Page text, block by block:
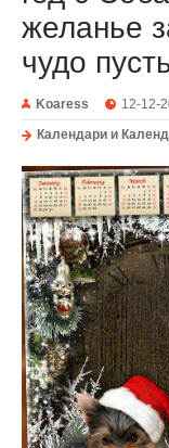
желанье
чудо
Koaress 12-12-
Календари и